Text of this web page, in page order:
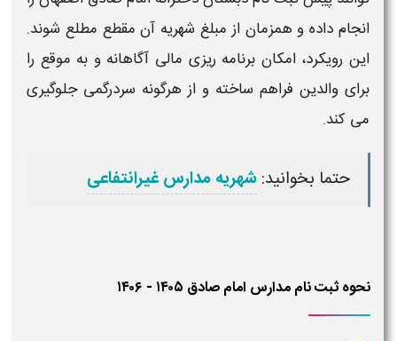
انجام داده و همزمان از مبلغ شهریه آن مقطع مطلع شوند.
این رویکرد، امکان برنامه ریزی مالی آگاهانه و به موقع را
برای والدین فراهم ساخته و از هرگونه سردرگمی جلوگیری
می کند.
حتما بخوانید:شهریه مدارس غیرانتفاعی
نحوه ثبت نام مدارس امام صادق ۱۴۰۵ - ۱۴۰۶